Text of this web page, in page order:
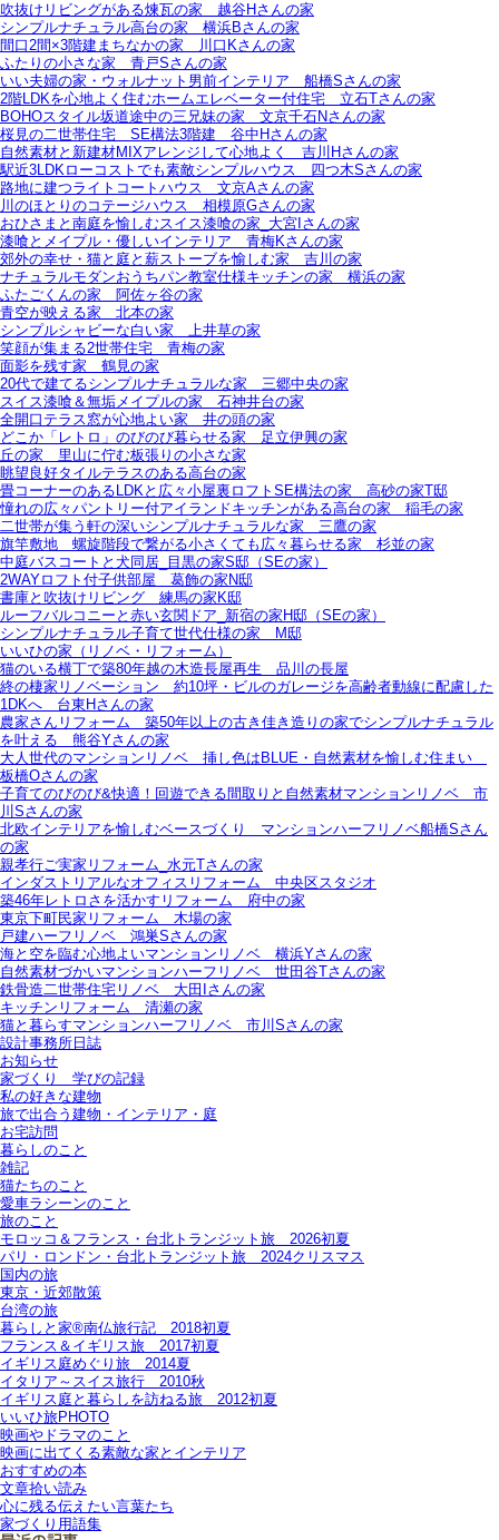
吹抜けリビングがある煉瓦の家＿越谷Hさんの家
シンプルナチュラル高台の家＿横浜Bさんの家
間口2間×3階建まちなかの家＿川口Kさんの家
ふたりの小さな家＿青戸Sさんの家
いい夫婦の家・ウォルナット男前インテリア＿船橋Sさんの家
2階LDKを心地よく住むホームエレベーター付住宅＿立石Tさんの家
BOHOスタイル坂道途中の三兄妹の家＿文京千石Nさんの家
桜見の二世帯住宅＿SE構法3階建＿谷中Hさんの家
自然素材と新建材MIXアレンジして心地よく＿吉川Hさんの家
駅近3LDKローコストでも素敵シンプルハウス＿四つ木Sさんの家
路地に建つライトコートハウス＿文京Aさんの家
川のほとりのコテージハウス＿相模原Gさんの家
おひさまと南庭を愉しむスイス漆喰の家_大宮Iさんの家
漆喰とメイプル・優しいインテリア＿青梅Kさんの家
郊外の幸せ・猫と庭と薪ストーブを愉しむ家＿吉川の家
ナチュラルモダンおうちパン教室仕様キッチンの家＿横浜の家
ふたごくんの家＿阿佐ヶ谷の家
青空が映える家＿北本の家
シンプルシャビーな白い家＿上井草の家
笑顔が集まる2世帯住宅＿青梅の家
面影を残す家＿鶴見の家
20代で建てるシンプルナチュラルな家＿三郷中央の家
スイス漆喰＆無垢メイプルの家＿石神井台の家
全開口テラス窓が心地よい家＿井の頭の家
どこか「レトロ」のびのび暮らせる家＿足立伊興の家
丘の家＿里山に佇む板張りの小さな家
眺望良好タイルテラスのある高台の家
畳コーナーのあるLDKと広々小屋裏ロフトSE構法の家＿高砂の家T邸
憧れの広々パントリー付アイランドキッチンがある高台の家＿稲毛の家
二世帯が集う軒の深いシンプルナチュラルな家＿三鷹の家
旗竿敷地＿螺旋階段で繋がる小さくても広々暮らせる家＿杉並の家
中庭バスコートと犬同居_目黒の家S邸（SEの家）
2WAYロフト付子供部屋＿葛飾の家N邸
書庫と吹抜けリビング 練馬の家K邸
ルーフバルコニーと赤い玄関ドア_新宿の家H邸（SEの家）
シンプルナチュラル子育て世代仕様の家 M邸
いいひの家（リノベ・リフォーム）
猫のいる横丁で築80年越の木造長屋再生＿品川の長屋
終の棲家リノベーション＿約10坪・ビルのガレージを高齢者動線に配慮した
1DKへ＿台東Hさんの家
農家さんリフォーム＿築50年以上の古き佳き造りの家でシンプルナチュラル
を叶える＿熊谷Yさんの家
大人世代のマンションリノベ＿挿し色はBLUE・自然素材を愉しむ住まい＿
板橋Oさんの家
子育てのびのび&快適！回遊できる間取りと自然素材マンションリノベ＿市
川Sさんの家
北欧インテリアを愉しむベースづくり＿マンションハーフリノベ船橋Sさん
の家
親孝行ご実家リフォーム_水元Tさんの家
インダストリアルなオフィスリフォーム＿中央区スタジオ
築46年レトロさを活かすリフォーム＿府中の家
東京下町民家リフォーム＿木場の家
戸建ハーフリノベ＿鴻巣Sさんの家
海と空を臨む心地よいマンションリノベ＿横浜Yさんの家
自然素材づかいマンションハーフリノベ＿世田谷Tさんの家
鉄骨造二世帯住宅リノベ＿大田Iさんの家
キッチンリフォーム＿清瀬の家
猫と暮らすマンションハーフリノベ＿市川Sさんの家
設計事務所日誌
お知らせ
家づくり 学びの記録
私の好きな建物
旅で出合う建物・インテリア・庭
お宅訪問
暮らしのこと
雑記
猫たちのこと
愛車ラシーンのこと
旅のこと
モロッコ＆フランス・台北トランジット旅＿2026初夏
パリ・ロンドン・台北トランジット旅＿2024クリスマス
国内の旅
東京・近郊散策
台湾の旅
暮らしと家®南仏旅行記＿2018初夏
フランス＆イギリス旅＿2017初夏
イギリス庭めぐり旅＿2014夏
イタリア～スイス旅行 2010秋
イギリス庭と暮らしを訪ねる旅＿2012初夏
いいひ旅PHOTO
映画やドラマのこと
映画に出てくる素敵な家とインテリア
おすすめの本
文章拾い読み
心に残る伝えたい言葉たち
家づくり用語集